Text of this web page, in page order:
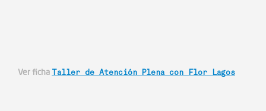
Ver ficha Taller de Atención Plena con Flor Lagos